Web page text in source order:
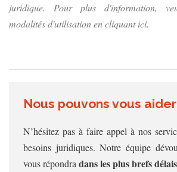
juridique. Pour plus d'information,
modalités d'utilisation en cliquant ici.
Nous pouvons vous aider
N’hésitez pas à faire appel à nos
besoins juridiques. Notre équipe
vous répondra dans les plus brefs